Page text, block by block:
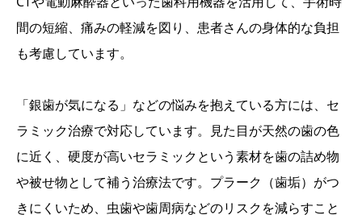
間の短縮、痛みの軽減を図り、患者さんの身体的な負担
も考慮しています。
「銀歯が気になる」などの悩みを抱えている方には、セ
ラミック治療で対応しています。見た目が天然の歯の色
に近く、硬度が高いセラミックという素材を歯の詰め物
や被せ物として補う治療法です。プラーク（歯垢）がつ
きにくいため、虫歯や歯周病などのリスクを減らすこと